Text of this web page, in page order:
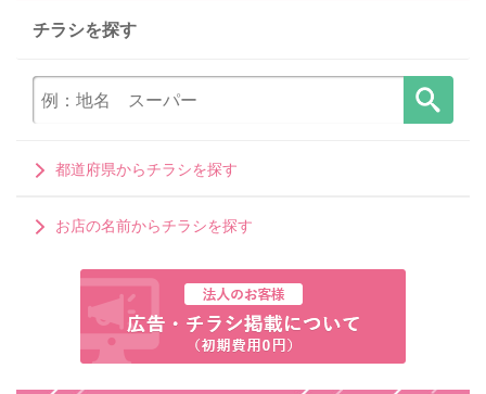
チラシを探す
都道府県からチラシを探す
お店の名前からチラシを探す